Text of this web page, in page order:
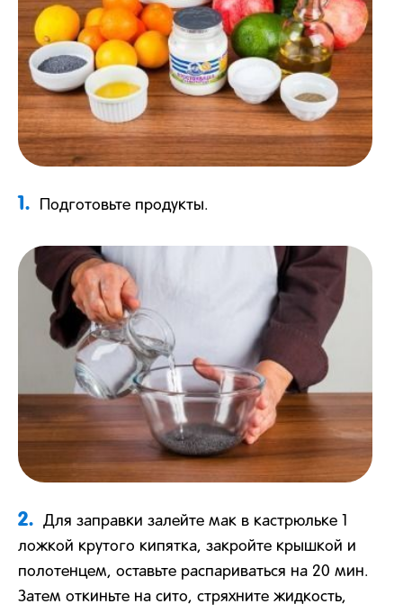
1. Подготовьте продукты.
2.
Для заправки залейте мак в кастрюльке 1
ложкой крутого кипятка, закройте крышкой и
полотенцем, оставьте распариваться на 20 мин.
Затем откиньте на сито, стряхните жидкость,